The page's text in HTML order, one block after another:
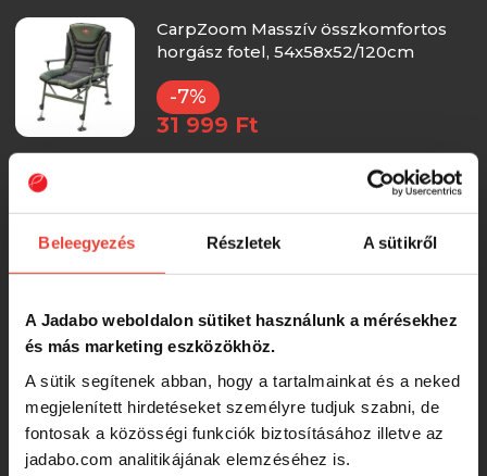
Beleegyezés Részletek A sütikről
A Jadabo weboldalon sütiket használunk a mérésekhez
és más marketing eszközökhöz.
A sütik segítenek abban, hogy a tartalmainkat és a neked
megjelenített hirdetéseket személyre tudjuk szabni, de
fontosak a közösségi funkciók biztosításához illetve az
jadabo.com analitikájának elemzéséhez is.
CarpZoom Masszív összkomfortos
horgász fotel, 54x58x52/120cm
-7%
31 999 Ft
FC Super Feeder szék, 55x50x60/100
-13%
30 408 Ft
CZ Recliner Komfort horgászfotel,
56x46x42/98 cm, Camou/Fleece
-10%
29 238 Ft